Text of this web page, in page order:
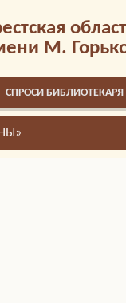
М.
СПРОСИ БИБЛИОТЕКАРЯ